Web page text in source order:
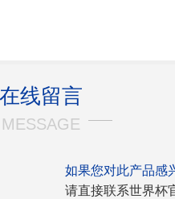
在线留言
MESSAGE
如果您对此产品感
请直接联系世界杯